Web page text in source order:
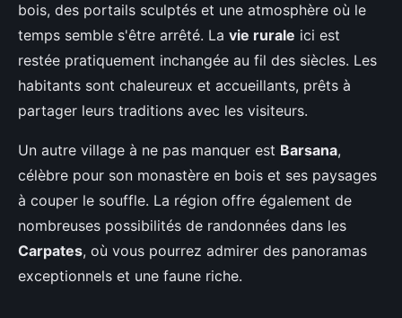
bois, des portails sculptés et une atmosphère où le
temps semble s'être arrêté. La vie rurale ici est
restée pratiquement inchangée au fil des siècles. Les
habitants sont chaleureux et accueillants, prêts à
partager leurs traditions avec les visiteurs.
Un autre village à ne pas manquer est Barsana,
célèbre pour son monastère en bois et ses paysages
à couper le souffle. La région offre également de
nombreuses possibilités de randonnées dans les
Carpates, où vous pourrez admirer des panoramas
exceptionnels et une faune riche.